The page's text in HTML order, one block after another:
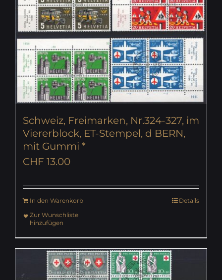
Schweiz, Freimarken, Nr.324-327, im
Viererblock, ET-Stempel, d BERN,
mit Gummi *
CHF 13.00
In den Warenkorb
Details
Zur Wunschliste
hinzufügen